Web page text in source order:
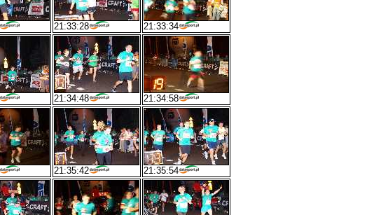
21:33:28 21:33:34
21:34:48 21:34:58
21:35:42 21:35:54